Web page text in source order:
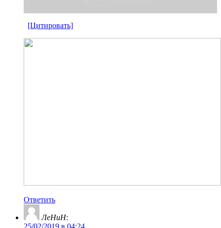
[Цитировать]
Ответить
ЛеНиН:
25/02/2019 в 04:24